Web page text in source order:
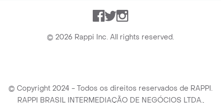
Facebook
TwitterInstagram
© 2026 Rappi Inc. All rights reserved.
© Copyright 2024 - Todos os direitos reservados de RAPPI.
RAPPI BRASIL INTERMEDIAÇÃO DE NEGÓCIOS LTDA.,